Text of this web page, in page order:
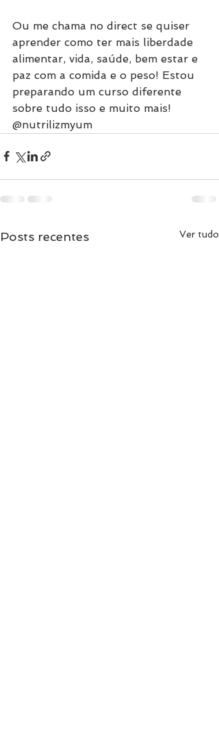
Ou me chama no direct se quiser
aprender como ter mais liberdade
alimentar, vida, saúde, bem estar e
paz com a comida e o peso! Estou
preparando um curso diferente
sobre tudo isso e muito mais!
@nutrilizmyum
Posts recentes Ver tudo